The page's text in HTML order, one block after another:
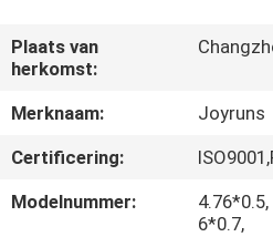
V.S.
FABRIEKSREIS
Plaats van
herkomst:
Merknaam:
Joyruns
Certificering:
Modelnummer:
6*0.7,